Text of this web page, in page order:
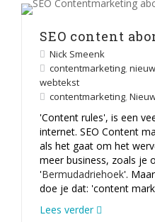
SEO content
Nick Smeenk
contentmarketing,
webtekst
contentmarketing,
'Content rules', is een
internet. SEO Content
als het gaat om het
meer business, zoals je
'Bermudadriehoek'.
doe je dat: 'content
Lees verder